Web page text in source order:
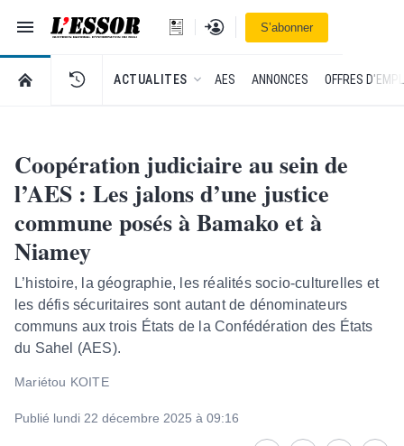
Navigation
L'Essor - retour à la une
Se connecterS’abonner
RETOUR À LA PAGE D’ACCUEIL DE L'ESSOR
ACTUALITES AES ANNONCES OFFRES
Coopération judiciaire au sein de
l’AES : Les jalons d’une justice
commune posés à Bamako et à
Niamey
L’histoire, la géographie, les réalités socio-culturelles et
les défis sécuritaires sont autant de dénominateurs
communs aux trois États de la Confédération des États
du Sahel (AES).
Mariétou KOITE
Publié lundi 22 décembre 2025 à 09:16